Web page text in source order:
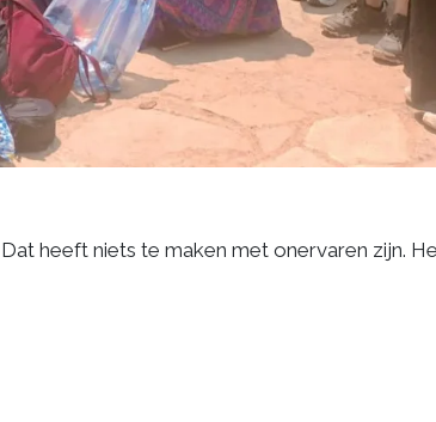
heeft niets te maken met onervaren zijn.